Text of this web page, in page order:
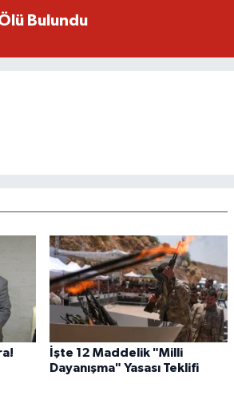
Bulundu
İşte 12 Maddelik "Milli
Dayanışma" Yasası Teklifi